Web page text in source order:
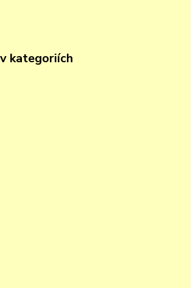
kategoriích